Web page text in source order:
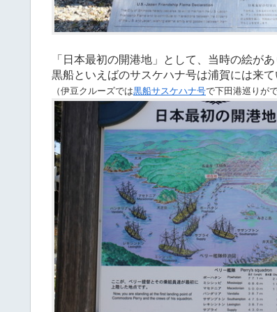
「日本最初の開港地」として、当時の絵があ
黒船といえばのサスケハナ号は浦賀には来
（伊豆クルーズでは黒船サスケハナ号で下田港巡りが